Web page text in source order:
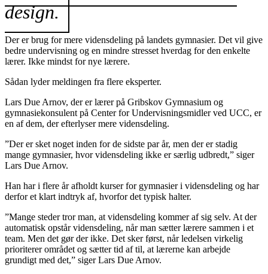
design.
Der er brug for mere vidensdeling på landets gymnasier. Det vil give
bedre undervisning og en mindre stresset hverdag for den enkelte
lærer. Ikke mindst for nye lærere.
Sådan lyder meldingen fra flere eksperter.
Lars Due Arnov, der er lærer på Grib­skov Gymnasium og
gymnasiekonsulent på Center for Undervisningsmidler ved UCC, er
en af dem, der efterlyser mere vidensdeling.
”Der er sket noget inden for de sidste par år, men der er stadig
mange gymnasier, hvor vidensdeling ikke er særlig udbredt,” siger
Lars Due Arnov.
Han har i flere år afholdt kurser for gymnasier i vidensdeling og har
derfor et klart indtryk af, hvorfor det typisk halter.
”Mange steder tror man, at vidensdeling kommer af sig selv. At der
automatisk opstår vidensdeling, når man sætter lærere sammen i et
team. Men det gør der ikke. Det sker først, når ledelsen virkelig
prioriterer området og sætter tid af til, at lærerne kan arbejde
grundigt med det,” siger Lars Due Arnov.